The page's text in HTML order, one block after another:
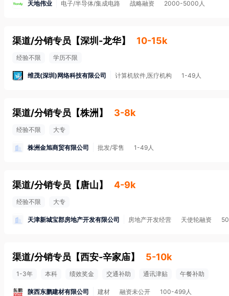
天地伟业 电子/半导体/集成电路 战略融资 2000-5000人
渠道/分销专员 【深圳-龙华】 10-15k
经验不限 学历不限
维茂(深圳)网络科技有限公司 计算机软件,医疗机构 1-49人
渠道/分销专员 【株洲 】 3-8k
经验不限 大专
株洲金旭商贸有限公司 批发/零售 1-49人
渠道/分销专员 【唐山】 4-9k
经验不限 大专
天津新城宝郡房地产开发有限公司 房地产开发经营 天使轮融资
渠道/分销专员 【西安-辛家庙】 5-10k
1-3年 本科 绩效奖金 交通补助 通讯津贴 午餐补助
陕西东鹏建材有限公司 建材 融资未公开 100-499人